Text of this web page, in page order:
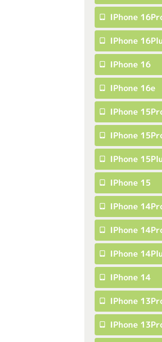
IPhone
IPhone
IPhone 16
IPhone 16e
IPhone
IPhone
IPhone
IPhone 15
IPhone
IPhone
IPhone
IPhone 14
IPhone
IPhone